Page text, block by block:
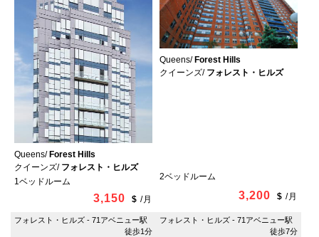
Queens/ Forest Hills
クイーンズ/ フォレスト・ヒルズ
1ベッドルーム
3,150 $ /月
フォレスト・ヒルズ - 71アベニュー駅
徒歩1分
Queens/Forest Hills
クイーンズ/ フォレスト・ヒルズ
2ベッドルーム
3,200 $ /月
フォレスト・ヒルズ - 71アベニュー駅
徒歩7分